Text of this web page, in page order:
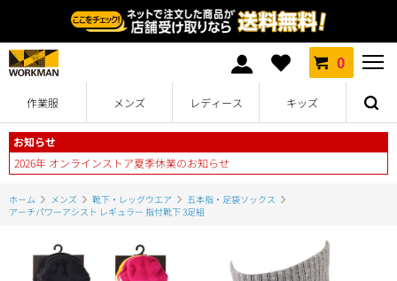
0
作業服 メンズ レディース キッズ
お知らせ
2026年 オンラインストア夏季休業のお知らせ
ホーム メンズ 靴下・レッグウエア
五本指・足袋ソックス
アーチパワーアシスト レギュラー 指付靴下 3足組